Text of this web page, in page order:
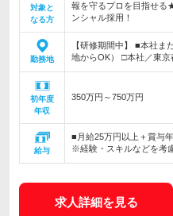
対象と
なる方
報を守るプロを目指せる
ンシャル採用！
勤務地
【研修期間中】 ■本社ま
地からOK） □本社／東京
初年度
年収
350万円～750万円
給与
■月給25万円以上＋賞与
※経験・スキルなどを考
求人詳細を見る